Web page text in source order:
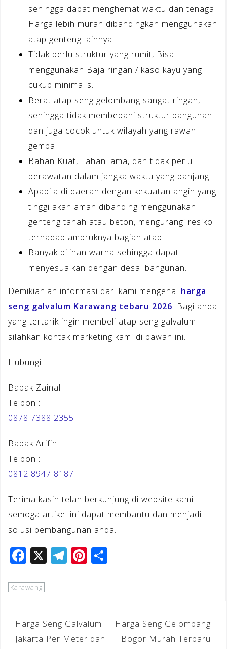
sehingga dapat menghemat waktu dan tenaga
Harga lebih murah dibandingkan menggunakan
atap genteng lainnya.
Tidak perlu struktur yang rumit, Bisa
menggunakan Baja ringan / kaso kayu yang
cukup minimalis.
Berat atap seng gelombang sangat ringan,
sehingga tidak membebani struktur bangunan
dan juga cocok untuk wilayah yang rawan
gempa.
Bahan Kuat, Tahan lama, dan tidak perlu
perawatan dalam jangka waktu yang panjang.
Apabila di daerah dengan kekuatan angin yang
tinggi akan aman dibanding menggunakan
genteng tanah atau beton, mengurangi resiko
terhadap ambruknya bagian atap.
Banyak pilihan warna sehingga dapat
menyesuaikan dengan desai bangunan.
Demikianlah informasi dari kami mengenai harga
seng galvalum Karawang tebaru 2026. Bagi anda
yang tertarik ingin membeli atap seng galvalum
silahkan kontak marketing kami di bawah ini.
Hubungi :
Bapak Zainal
Telpon :
0878 7388 2355
Bapak Arifin
Telpon :
0812 8947 8187
Terima kasih telah berkunjung di website kami
semoga artikel ini dapat membantu dan menjadi
solusi pembangunan anda.
F
c
b
o
X T
a
m
Pi
e
st
Karawang
Navigasi
pos
Harga Seng Galvalum
Jakarta Per Meter dan
Harga Seng Gelombang
Bogor Murah Terbaru